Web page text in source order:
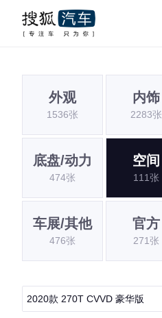
外观
1536张
内饰
2283张
底盘/动力
474张
空间
111张
车展/其他
476张
官方
271张
2020款 270T CVVD 豪华版